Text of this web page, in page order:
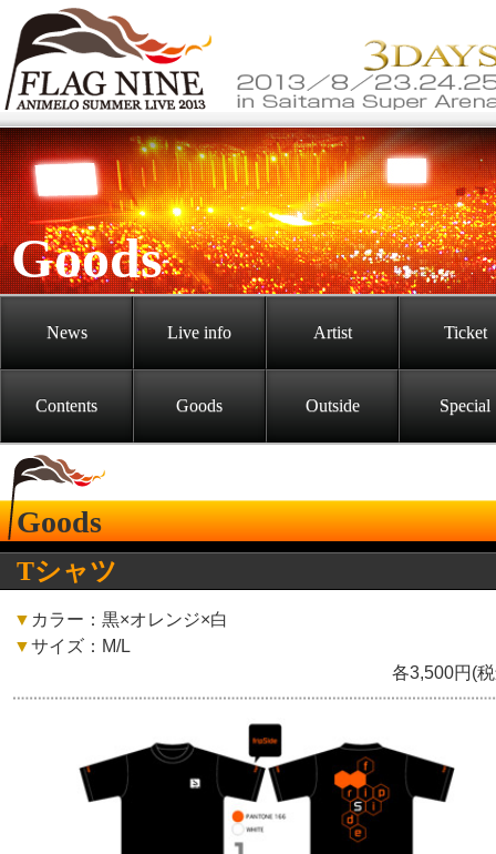
Goods
News Live info Artist Ticket
Contents Goods Outside Special
Goods
Tシャツ
▼ カラー：黒×オレンジ×白
▼サイズ：M/L
各3,500円(